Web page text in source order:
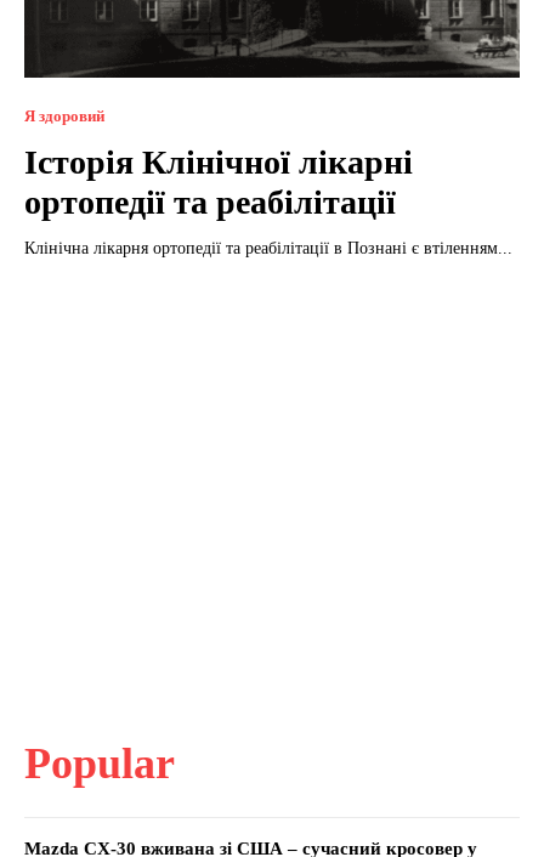
Я здоровий
Історія Клінічної лікарні
ортопедії та реабілітації
Клінічна лікарня ортопедії та реабілітації в Познані є втіленням...
Popular
Mazda CX-30 вживана зі США – сучасний кросовер у